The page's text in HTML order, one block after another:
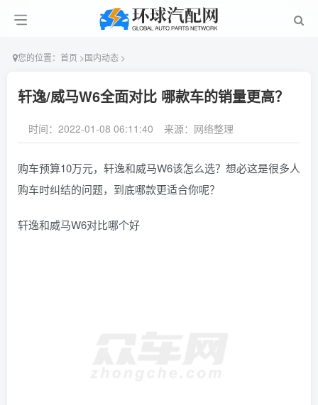
您的位置： 首页 >国内动态 >
轩逸/威马W6全面对比 哪款车的销量更高？
时间：2022-01-08 06:11:40 来源：网络整理
购车预算10万元，轩逸和威马W6该怎么选？想必这是很多人
购车时纠结的问题，到底哪款更适合你呢？
轩逸和威马W6对比哪个好